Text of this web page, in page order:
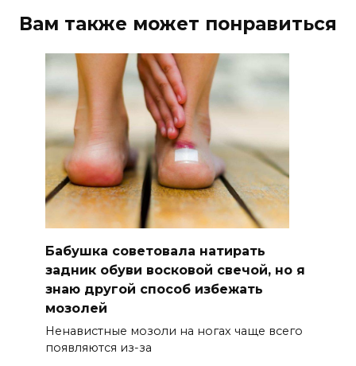
Вам также может понравиться
Бабушка советовала натирать
задник обуви восковой свечой, но я
знаю другой способ избежать
мозолей
Ненавистные мозоли на ногах чаще всего
появляются из-за